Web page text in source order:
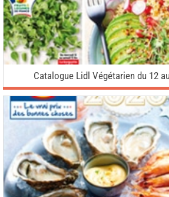
Catalogue Lidl Végétarien du 12